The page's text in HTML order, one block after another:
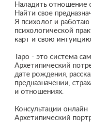
Наладить отношение
Найти свое
Я психолог и работаю
психологической
карт и свою
Таро - это система
Архетипический
дате рождения,
предназначении,
и отношениях.
Консультации онлайн
Архетипический